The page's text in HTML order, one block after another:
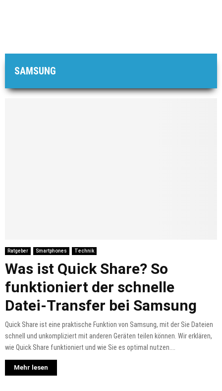
SAMSUNG
Ratgeber Smartphones Technik
Was ist Quick Share? So
funktioniert der schnelle
Datei-Transfer bei Samsung
Quick Share ist eine praktische Funktion von Samsung, mit der Sie Dateien
schnell und unkompliziert mit anderen Geräten teilen können. Wir erklären,
wie Quick Share funktioniert und wie Sie es optimal nutzen....
Mehr lesen